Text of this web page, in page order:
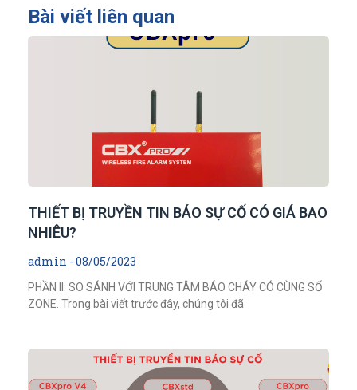
Bài viết liên quan
THIẾT BỊ TRUYỀN TIN BÁO SỰ CỐ CÓ GIÁ BAO
NHIÊU?
admin 08/05/2023
PHẦN II: SO SÁNH VỚI TRUNG TÂM BÁO CHÁY CÓ CÙNG SỐ
ZONE. Trong bài viết trước đây, chúng tôi đã